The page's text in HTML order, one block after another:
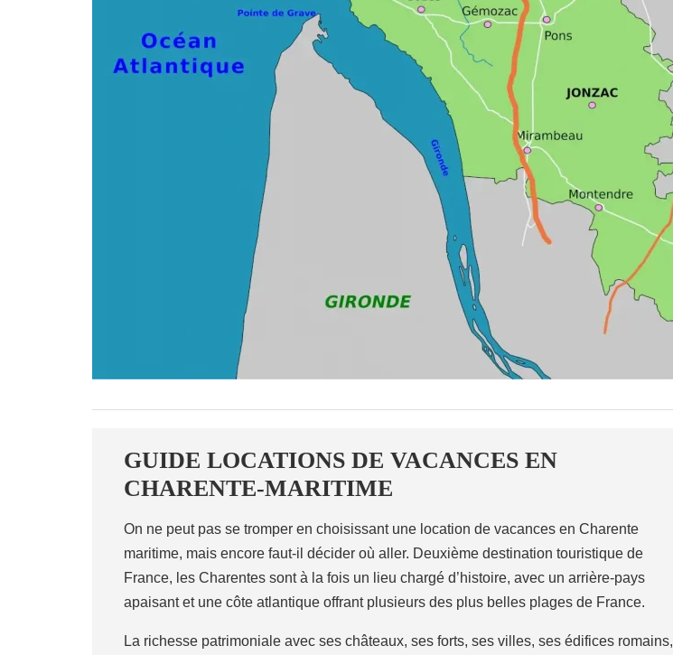
GUIDE LOCATIONS DE VACANCES EN
CHARENTE-MARITIME
On ne peut pas se tromper en choisissant une location de vacances en Charente
maritime, mais encore faut-il décider où aller. Deuxième destination touristique de
France, les Charentes sont à la fois un lieu chargé d’histoire, avec un arrière-pays
apaisant et une côte atlantique offrant plusieurs des plus belles plages de France.
La richesse patrimoniale avec ses châteaux, ses forts, ses villes, ses édifices romains,